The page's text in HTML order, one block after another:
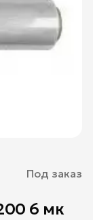
Под заказ
6 мк